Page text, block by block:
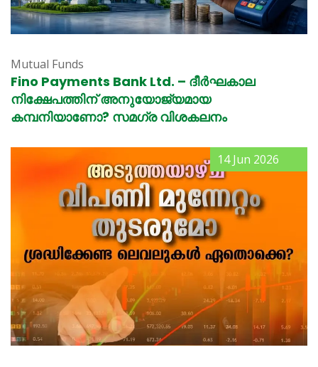
Mutual Funds
Fino Payments Bank Ltd. – ദീർഘകാല
നിക്ഷേപത്തിന് അനുയോജ്യമായ
കമ്പനിയാണോ? സമഗ്ര വിശകലനം
14 Jun 2026